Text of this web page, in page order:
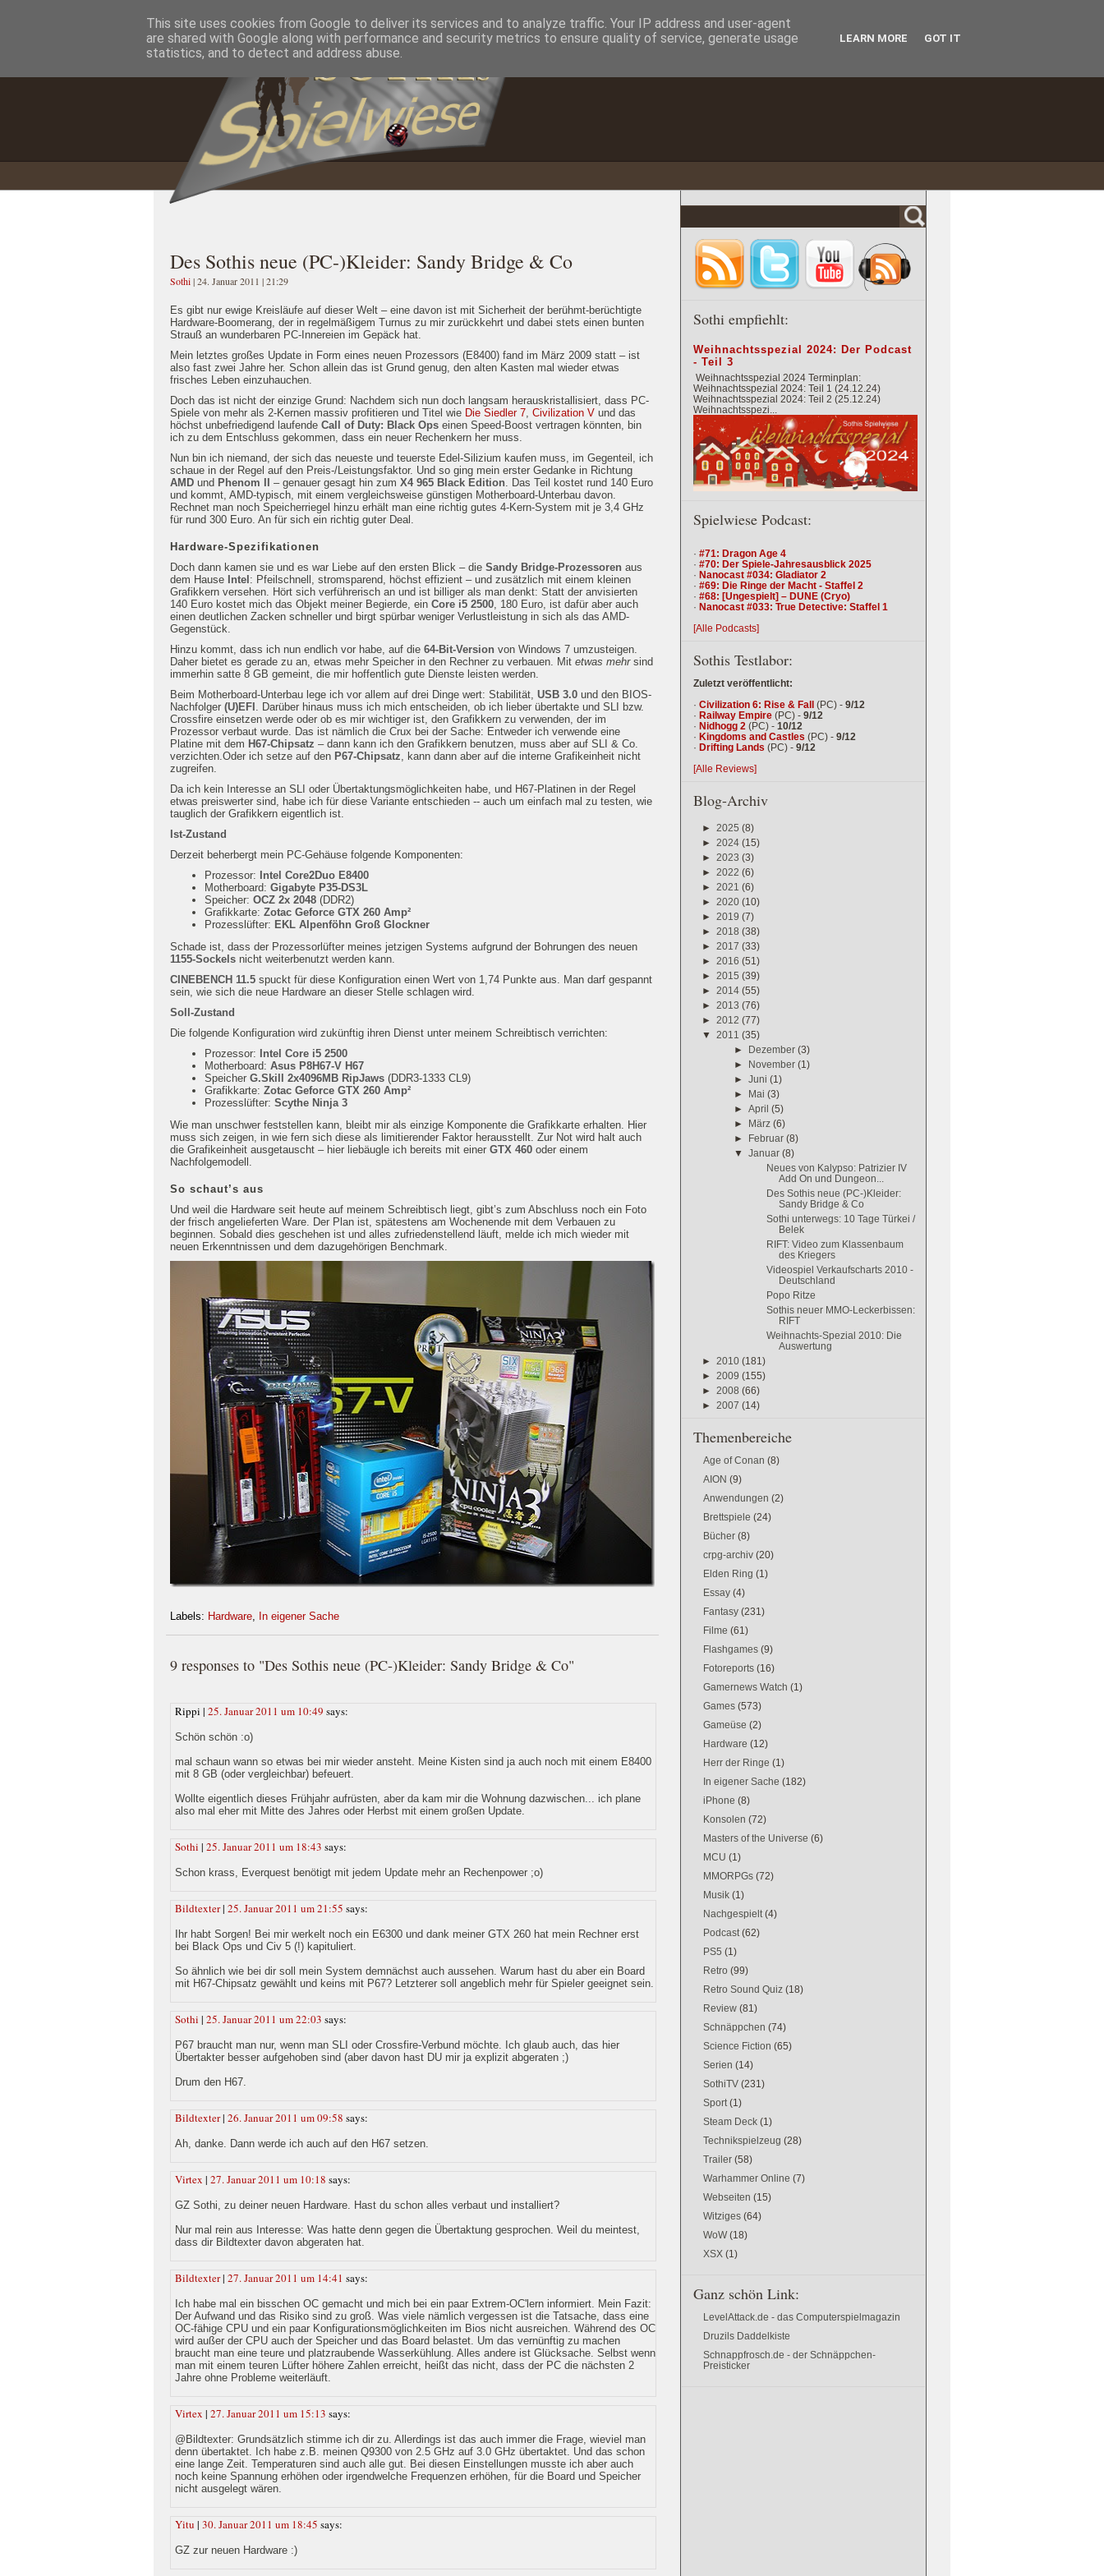
Home Impressum Datenschutzererklärung
Des Sothis neue (PC-)Kleider: Sandy Bridge & Co
Sothi| 24. Januar 2011 | 21:29
Es gibt nur ewige Kreisläufe auf dieser Welt – eine davon ist mit Sicherheit der berühmt-berüchtigte
Hardware-Boomerang, der in regelmäßigem Turnus zu mir zurückkehrt und dabei stets einen bunten
Strauß an wunderbaren PC-Innereien im Gepäck hat.
Mein letztes großes Update in Form eines neuen Prozessors (E8400) fand im März 2009 statt – ist
also fast zwei Jahre her. Schon allein das ist Grund genug, den alten Kasten mal wieder etwas
frisches Leben einzuhauchen.
Doch das ist nicht der einzige Grund: Nachdem sich nun doch langsam herauskristallisiert, dass PC-
Spiele von mehr als 2-Kernen massiv profitieren und Titel wie Die Siedler 7, Civilization V und das
höchst unbefriedigend laufende Call of Duty: Black Ops einen Speed-Boost vertragen könnten, bin
ich zu dem Entschluss gekommen, dass ein neuer Rechenkern her muss.
Nun bin ich niemand, der sich das neueste und teuerste Edel-Silizium kaufen muss, im Gegenteil, ich
schaue in der Regel auf den Preis-/Leistungsfaktor. Und so ging mein erster Gedanke in Richtung
AMD und Phenom II – genauer gesagt hin zum X4 965 Black Edition. Das Teil kostet rund 140 Euro
und kommt, AMD-typisch, mit einem vergleichsweise günstigen Motherboard-Unterbau davon.
Rechnet man noch Speicherriegel hinzu erhält man eine richtig gutes 4-Kern-System mit je 3,4 GHz
für rund 300 Euro. An für sich ein richtig guter Deal.
Hardware-Spezifikationen
Doch dann kamen sie und es war Liebe auf den ersten Blick – die Sandy Bridge-Prozessoren aus
dem Hause Intel : Pfeilschnell, stromsparend, höchst effizient – und zusätzlich mit einem kleinen
Grafikkern versehen. Hört sich verführerisch an und ist billiger als man denkt: Statt der anvisierten
140 Euro kostet mich das Objekt meiner Begierde, ein Core i5 2500, 180 Euro, ist dafür aber auch
einen deutlichen Zacken schneller und birgt spürbar weniger Verlustleistung in sich als das AMD-
Gegenstück.
Hinzu kommt, dass ich nun endlich vor habe, auf die 64-Bit-Version von Windows 7 umzusteigen.
Daher bietet es gerade zu an, etwas mehr Speicher in den Rechner zu verbauen. Mit etwas mehrsind
immerhin satte 8 GB gemeint, die mir hoffentlich gute Dienste leisten werden.
Beim Motherboard-Unterbau lege ich vor allem auf drei Dinge wert: Stabilität, USB 3.0 und den BIOS-
Nachfolger (U)EFI . Darüber hinaus muss ich mich entscheiden, ob ich lieber übertakte und SLI bzw.
Crossfire einsetzen werde oder ob es mir wichtiger ist, den Grafikkern zu verwenden, der im
Prozessor verbaut wurde. Das ist nämlich die Crux bei der Sache: Entweder ich verwende eine
Platine mit dem H67-Chipsatz – dann kann ich den Grafikkern benutzen, muss aber auf SLI & Co.
verzichten.Oder ich setze auf den P67-Chipsatz, kann dann aber auf die interne Grafikeinheit nicht
zugreifen.
Da ich kein Interesse an SLI oder Übertaktungsmöglichkeiten habe, und H67-Platinen in der Regel
etwas preiswerter sind, habe ich für diese Variante entschieden -- auch um einfach mal zu testen, wie
tauglich der Grafikkern eigentlich ist.
Ist-Zustand
Derzeit beherbergt mein PC-Gehäuse folgende Komponenten:
Prozessor:
Intel Core2Duo E8400
Motherboard: Gigabyte P35-DS3L
Speicher: OCZ 2x 2048 (DDR2)
Grafikkarte: Zotac Geforce GTX 260 Amp²
Prozesslüfter: EKL Alpenföhn Groß Glockner
Schade ist, dass der Prozessorlüfter meines jetzigen Systems aufgrund der Bohrungen des neuen
1155-Sockels nicht weiterbenutzt werden kann.
CINEBENCH 11.5 spuckt für diese Konfiguration einen Wert von 1,74 Punkte aus. Man darf gespannt
sein, wie sich die neue Hardware an dieser Stelle schlagen wird.
Soll-Zustand
Die folgende Konfiguration wird zukünftig ihren Dienst unter meinem Schreibtisch verrichten:
Prozessor:
Intel Core i5 2500
Motherboard: Asus P8H67-V H67
Speicher G.Skill 2x4096MB RipJaws (DDR3-1333 CL9)
Grafikkarte: Zotac Geforce GTX 260 Amp²
Prozesslüfter: Scythe Ninja 3
Wie man unschwer feststellen kann, bleibt mir als einzige Komponente die Grafikkarte erhalten. Hier
muss sich zeigen, in wie fern sich diese als limitierender Faktor herausstellt. Zur Not wird halt auch
die Grafikeinheit ausgetauscht – hier liebäugle ich bereits mit einer GTX 460 oder einem
Nachfolgemodell.
So schaut’s aus
Und weil die Hardware seit heute auf meinem Schreibtisch liegt, gibt’s zum Abschluss noch ein Foto
der frisch angelieferten Ware. Der Plan ist, spätestens am Wochenende mit dem Verbauen zu
beginnen. Sobald dies geschehen ist und alles zufriedenstellend läuft, melde ich mich wieder mit
neuen Erkenntnissen und dem dazugehörigen Benchmark.
Labels: Hardware, In eigener Sache
9 responses to "Des Sothis neue (PC-)Kleider: Sandy Bridge & Co"
Rippi | 25. Januar 2011 um 10:49 says:
Schön schön :o)
mal schaun wann so etwas bei mir wieder ansteht. Meine Kisten sind ja auch noch mit einem E8400
mit 8 GB (oder vergleichbar) befeuert.
Wollte eigentlich dieses Frühjahr aufrüsten, aber da kam mir die Wohnung dazwischen... ich plane
also mal eher mit Mitte des Jahres oder Herbst mit einem großen Update.
Sothi | 25. Januar 2011 um 18:43 says:
Schon krass, Everquest benötigt mit jedem Update mehr an Rechenpower ;o)
Bildtexter| 25. Januar 2011 um 21:55 says:
Ihr habt Sorgen! Bei mir werkelt noch ein E6300 und dank meiner GTX 260 hat mein Rechner erst
bei Black Ops und Civ 5 (!) kapituliert.
So ähnlich wie bei dir soll mein System demnächst auch aussehen. Warum hast du aber ein Board
mit H67-Chipsatz gewählt und keins mit P67? Letzterer soll angeblich mehr für Spieler geeignet sein.
Sothi | 25. Januar 2011 um 22:03 says:
P67 braucht man nur, wenn man SLI oder Crossfire-Verbund möchte. Ich glaub auch, das hier
Übertakter besser aufgehoben sind (aber davon hast DU mir ja explizit abgeraten ;)
Drum den H67.
Bildtexter| 26. Januar 2011 um 09:58 says:
Ah, danke. Dann werde ich auch auf den H67 setzen.
Virtex | 27. Januar 2011 um 10:18 says:
GZ Sothi, zu deiner neuen Hardware. Hast du schon alles verbaut und installiert?
Nur mal rein aus Interesse: Was hatte denn gegen die Übertaktung gesprochen. Weil du meintest,
dass dir Bildtexter davon abgeraten hat.
Bildtexter| 27. Januar 2011 um 14:41 says:
Ich habe mal ein bisschen OC gemacht und mich bei ein paar Extrem-OC'lern informiert. Mein Fazit:
Der Aufwand und das Risiko sind zu groß. Was viele nämlich vergessen ist die Tatsache, dass eine
OC-fähige CPU und ein paar Konfigurationsmöglichkeiten im Bios nicht ausreichen. Während des OC
wird außer der CPU auch der Speicher und das Board belastet. Um das vernünftig zu machen
braucht man eine teure und platzraubende Wasserkühlung. Alles andere ist Glücksache. Selbst wenn
man mit einem teuren Lüfter höhere Zahlen erreicht, heißt das nicht, dass der PC die nächsten 2
Jahre ohne Probleme weiterläuft.
Virtex | 27. Januar 2011 um 15:13 says:
@Bildtexter: Grundsätzlich stimme ich dir zu. Allerdings ist das auch immer die Frage, wieviel man
denn übertaktet. Ich habe z.B. meinen Q9300 von 2.5 GHz auf 3.0 GHz übertaktet. Und das schon
eine lange Zeit. Temperaturen sind auch alle gut. Bei diesen Einstellungen musste ich aber auch
noch keine Spannung erhöhen oder irgendwelche Frequenzen erhöhen, für die Board und Speicher
nicht ausgelegt wären.
Yitu | 30. Januar 2011 um 18:45 says:
GZ zur neuen Hardware :)
Sothi empfiehlt:
Weihnachtsspezial 2024: Der Podcast
- Teil 3
Weihnachtsspezial 2024 Terminplan:
Weihnachtsspezial 2024: Teil 1 (24.12.24)
Weihnachtsspezial 2024: Teil 2 (25.12.24)
Weihnachtsspezi...
Spielwiese Podcast:
· #71: Dragon Age 4
· #70: Der Spiele-Jahresausblick 2025
· Nanocast #034: Gladiator 2
· #69: Die Ringe der Macht - Staffel 2
· #68: [Ungespielt] – DUNE (Cryo)
· Nanocast #033: True Detective: Staffel 1
[Alle Podcasts]
Sothis Testlabor:
Zuletzt veröffentlicht:
· Civilization 6: Rise & Fall (PC) - 9/12
· Railway Empire (PC) - 9/12
· Nidhogg 2 (PC) - 10/12
· Kingdoms and Castles (PC) - 9/12
· Drifting Lands (PC) - 9/12
[Alle Reviews]
Blog-Archiv
► 2025 (8)
► 2024 (15)
► 2023 (3)
► 2022 (6)
► 2021 (6)
► 2020 (10)
► 2019 (7)
► 2018 (38)
► 2017 (33)
► 2016 (51)
► 2015 (39)
► 2014 (55)
► 2013 (76)
► 2012 (77)
▼ 2011 (35)
► Dezember(3)
► November(1)
►
Juni(1)
► Mai(3)
► April(5)
► März(6)
► Februar(8)
▼
Januar(8)
Neues von Kalypso: Patrizier IV
Add On und Dungeon...
Des Sothis neue (PC-)Kleider:
Sandy Bridge & Co
Sothi unterwegs: 10 Tage Türkei /
Belek
RIFT: Video zum Klassenbaum
des Kriegers
Videospiel Verkaufscharts 2010 -
Deutschland
Popo Ritze
Sothis neuer MMO-Leckerbissen:
RIFT
Weihnachts-Spezial 2010: Die
Auswertung
► 2010 (181)
► 2009 (155)
► 2008 (66)
► 2007 (14)
Themenbereiche
Age of Conan (8)
AION (9)
Anwendungen (2)
Brettspiele (24)
Bücher (8)
crpg-archiv (20)
Elden Ring (1)
Essay (4)
Fantasy (231)
Filme (61)
Flashgames (9)
Fotoreports (16)
Gamernews Watch (1)
Games (573)
Gameüse (2)
Hardware (12)
Herr der Ringe (1)
In eigener Sache (182)
iPhone (8)
Konsolen (72)
Masters of the Universe (6)
MCU (1)
MMORPGs (72)
Musik (1)
Nachgespielt (4)
Podcast (62)
PS5 (1)
Retro (99)
Retro Sound Quiz (18)
Review (81)
Schnäppchen (74)
Science Fiction (65)
Serien (14)
SothiTV (231)
Sport (1)
Steam Deck (1)
Technikspielzeug (28)
Trailer (58)
Warhammer Online (7)
Webseiten (15)
Witziges (64)
WoW (18)
XSX (1)
Ganz schön Link:
LevelAttack.de - das Computerspielmagazin
Druzils Daddelkiste
Schnappfrosch.de - der Schnäppchen-
Preisticker
This site uses cookies from Google to deliver its services and to analyze traffic. Your IP address and user-agent
are shared with Google along with performance and security metrics to ensure quality of service, generate usage
statistics, and to detect and address abuse.
LEARN MORE GOT IT